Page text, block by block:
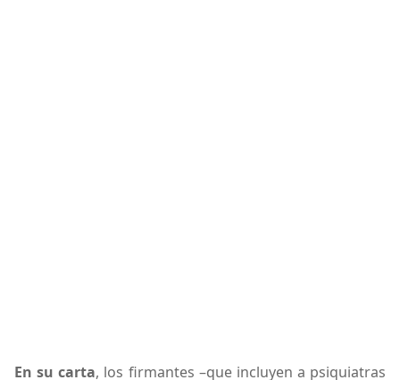
En su carta, los firmantes –que incluyen a psiquiatras